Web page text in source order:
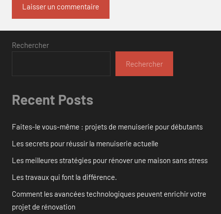
Rechercher
Rechercher
Recent Posts
Faites-le vous-même : projets de menuiserie pour débutants
Les secrets pour réussir la menuiserie actuelle
Les meilleures stratégies pour rénover une maison sans stress
Les travaux qui font la différence.
Comment les avancées technologiques peuvent enrichir votre
projet de rénovation